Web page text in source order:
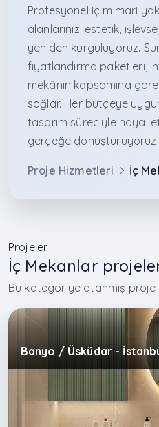
Profesyonel iç mimari
alanlarınızı estetik,
yeniden kurguluyoruz.
fiyatlandırma paketleri,
mekânın kapsamına
sağlar. Her bütçeye
tasarım süreciyle hayal
gerçeğe dönüştürüyoruz.
Proje Hizmetleri İç
Projeler
İç Mekanlar
Bu kategoriye atanmış proje
Banyo / Üsküdar -